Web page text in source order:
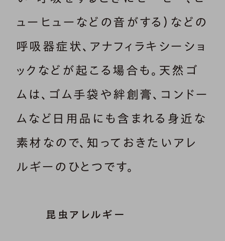
ューヒューなどの音がする）などの
呼吸器症状、アナフィラキシーショ
ックなどが起こる場合も。天然ゴ
ムは、ゴム手袋や絆創膏、コンドー
ムなど日用品にも含まれる身近な
素材なので、知っておきたいアレ
ルギーのひとつです。
昆虫アレルギー